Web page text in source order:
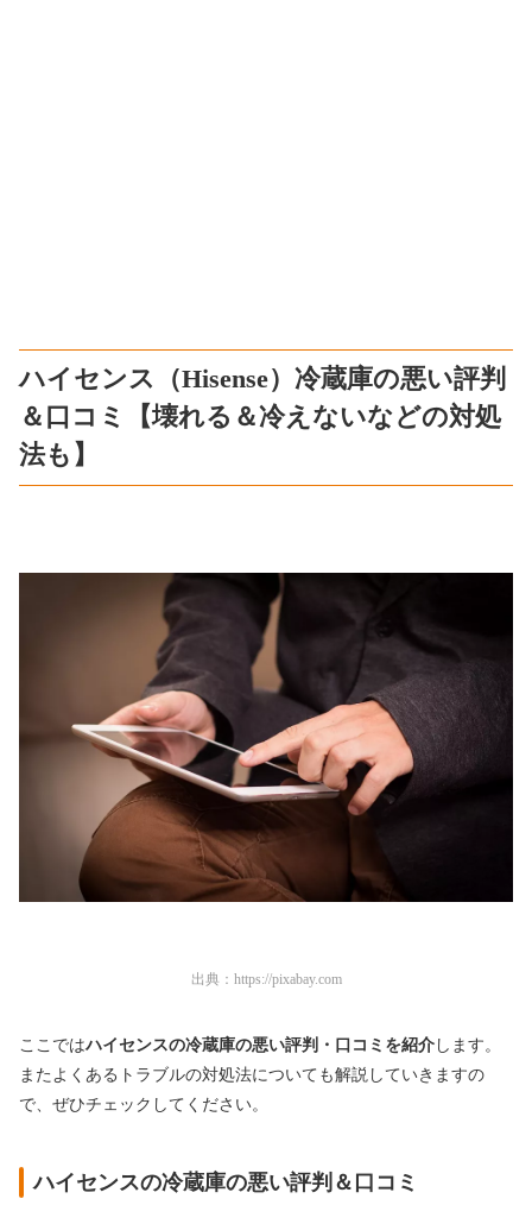
ハイセンス（Hisense）冷蔵庫の悪い評判
＆口コミ【壊れる＆冷えないなどの対処
法も】
出典： https://pixabay.com
ここではハイセンスの冷蔵庫の悪い評判・口コミを紹介 します。
またよくあるトラブルの対処法についても解説していきますの
で、ぜひチェックしてください。
ハイセンスの冷蔵庫の悪い評判＆口コミ